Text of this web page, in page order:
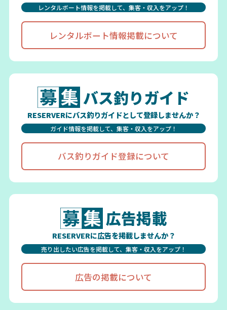
レンタルボート情報を掲載して、集客・収入をアップ！
レンタルボート情報掲載について
バス釣りガイド
RESERVERにバス釣りガイドとして登録しませんか？
ガイド情報を掲載して、集客・収入をアップ！
バス釣りガイド登録について
広告掲載
RESERVERに広告を掲載しませんか？
売り出したい広告を掲載して、集客・収入をアップ！
広告の掲載について